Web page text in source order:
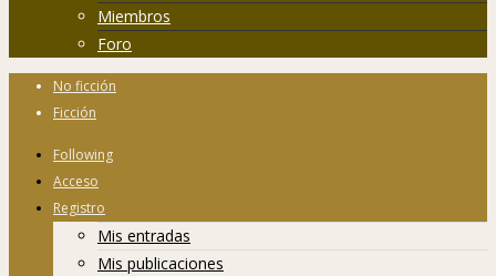
Miembros
Foro
No ficción
Ficción
Following
Acceso
Registro
Mis entradas
Mis publicaciones